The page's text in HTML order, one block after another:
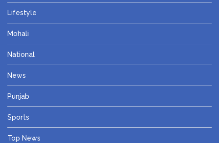
Lifestyle
Mohali
National
News
Punjab
Sports
Top News